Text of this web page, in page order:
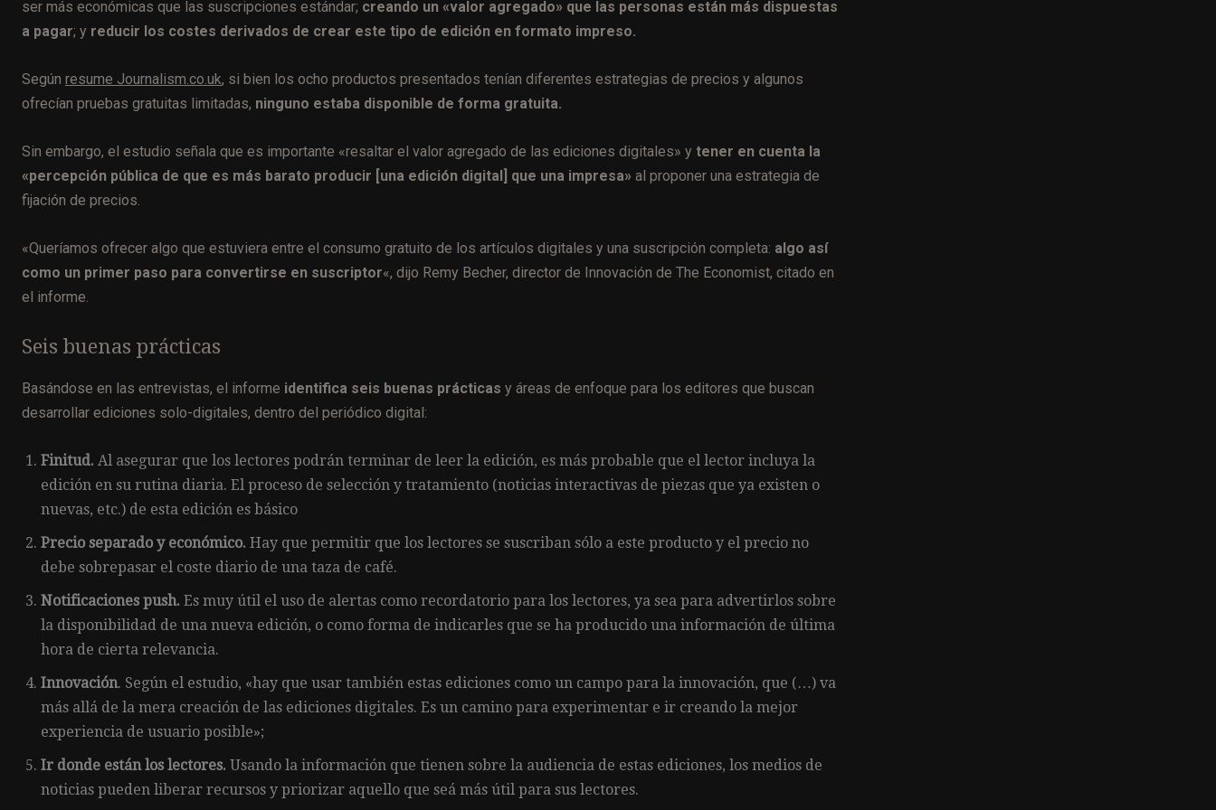
ser más económicas que las suscripciones estándar; creando un «valor agregado» que las personas están más dispuestas
a pagar; y reducir los costes derivados de crear este tipo de edición en formato impreso.
Según resume Journalism.co.uk, si bien los ocho productos presentados tenían diferentes estrategias de precios y algunos
ofrecían pruebas gratuitas limitadas, ninguno estaba disponible de forma gratuita.
Sin embargo, el estudio señala que es importante «resaltar el valor agregado de las ediciones digitales» y tener en cuenta la
«percepción pública de que es más barato producir [una edición digital] que una impresa» al proponer una estrategia de
fijación de precios.
«Queríamos ofrecer algo que estuviera entre el consumo gratuito de los artículos digitales y una suscripción completa: algo así
como un primer paso para convertirse en suscriptor«, dijo Remy Becher, director de Innovación de The Economist, citado en
el informe.
Seis buenas prácticas
Basándose en las entrevistas, el informe identifica seis buenas prácticas y áreas de enfoque para los editores que buscan
desarrollar ediciones solo-digitales, dentro del periódico digital:
Finitud. Al asegurar que los lectores podrán terminar de leer la edición, es más probable que el lector incluya la
edición en su rutina diaria. El proceso de selección y tratamiento (noticias interactivas de piezas que ya existen o
nuevas, etc.) de esta edición es básico
Precio separado y económico. Hay que permitir que los lectores se suscriban sólo a este producto y el precio no
debe sobrepasar el coste diario de una taza de café.
Notificaciones push. Es muy útil el uso de alertas como recordatorio para los lectores, ya sea para advertirlos sobre
la disponibilidad de una nueva edición, o como forma de indicarles que se ha producido una información de última
hora de cierta relevancia.
Innovación. Según el estudio, «hay que usar también estas ediciones como un campo para la innovación, que (…) va
más allá de la mera creación de las ediciones digitales. Es un camino para experimentar e ir creando la mejor
experiencia de usuario posible»;
Ir donde están los lectores. Usando la información que tienen sobre la audiencia de estas ediciones, los medios de
noticias pueden liberar recursos y priorizar aquello que seá más útil para sus lectores.